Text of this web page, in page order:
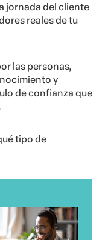
jornada del cliente
reales de tu
las personas,
y
de confianza que
tipo de